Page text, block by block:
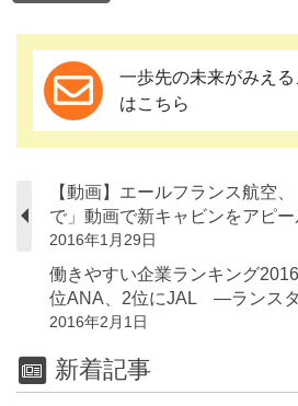
一歩先の未来がみえ
はこちら
【動画】エールフランス航空
で」動画で新キャビンをアピー
2016年1月29日
働きやすい企業ランキング
位ANA、2位にJAL ―ランス
2016年2月1日
新着記事